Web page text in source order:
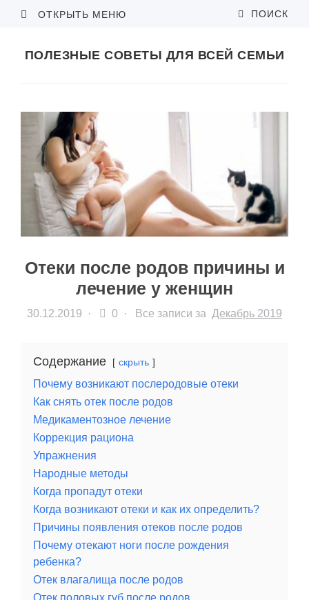
ОТКРЫТЬ МЕНЮ ПОИСК
ПОЛЕЗНЫЕ СОВЕТЫ ДЛЯ ВСЕЙ СЕМЬИ
Отеки после родов причины и
лечение у женщин
30.12.2019 · 0 · Все записи за Декабрь 2019
Содержание скрыть
Почему возникают послеродовые отеки
Как снять отек после родов
Медикаментозное лечение
Коррекция рациона
Упражнения
Народные методы
Когда пропадут отеки
Когда возникают отеки и как их определить?
Причины появления отеков после родов
Почему отекают ноги после рождения
ребенка?
Отек влагалища после родов
Отек половых губ после родов